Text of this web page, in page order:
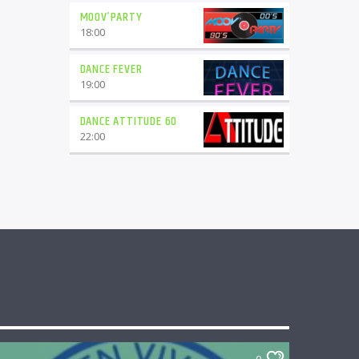
MOOV’PARTY
18:00
DANCE FEVER
19:00
DANCE ATTITUDE 60
22:00